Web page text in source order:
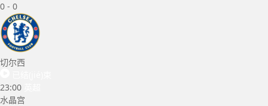
0 - 0
切尔西
23:00
水晶宫